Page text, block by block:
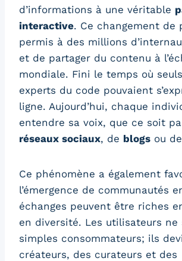
d’informations à une véritable
interactive. Ce changement de
permis à des millions
et de partager du contenu à
mondiale. Fini le temps où
experts du code pouvaient
ligne. Aujourd’hui, chaque
entendre sa voix, que ce soit
réseaux sociaux, de blogs ou de
Ce phénomène a également
l’émergence de communautés
échanges peuvent être riches
en diversité. Les utilisateurs ne
simples consommateurs; ils
créateurs, des curateurs et des